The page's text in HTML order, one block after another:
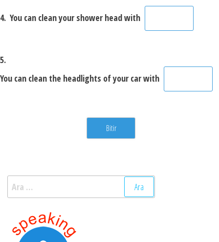
4. You can clean your shower head with
5.
You can clean the headlights of your car with
Arama: